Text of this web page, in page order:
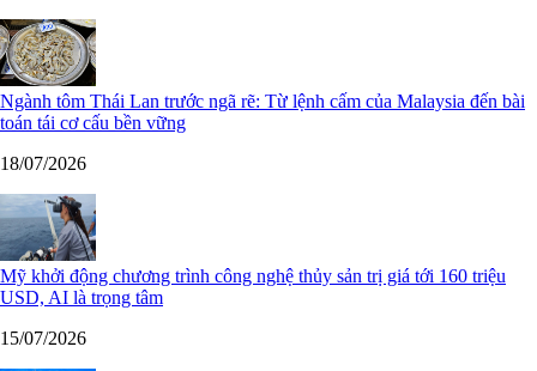
Ngành tôm Thái Lan trước ngã rẽ: Từ lệnh cấm của Malaysia đến bài
toán tái cơ cấu bền vững
18/07/2026
Mỹ khởi động chương trình công nghệ thủy sản trị giá tới 160 triệu
USD, AI là trọng tâm
15/07/2026